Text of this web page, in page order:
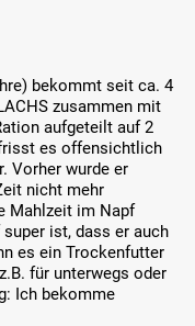
bekommt seit ca. 4
zusammen mit
aufgeteilt auf 2
es offensichtlich
Vorher wurde er
nicht mehr
Mahlzeit im Napf
ist, dass er auch
es ein Trockenfutter
für unterwegs oder
Ich bekomme